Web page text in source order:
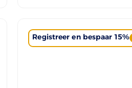
Registreer en bespaar 15%